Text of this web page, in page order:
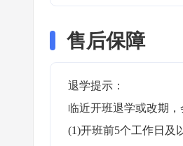
售后保障
退学提示：
临近开班退学或改期
(1)开班前5个工作日及